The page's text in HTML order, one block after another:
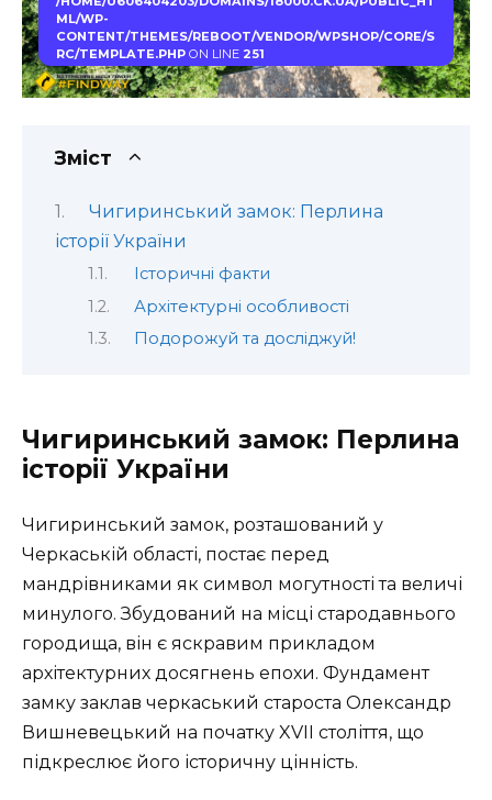
ML/WP-
CONTENT/THEMES/REBOOT/VENDOR/WPSHOP/CORE/S
RC/TEMPLATE.PHPON LINE 251
Зміст
Чигиринський замок: Перлина
історії України
Історичні факти
Архітектурні особливості
Подорожуй та досліджуй!
Чигиринський замок: Перлина
історії України
Чигиринський замок, розташований у
Черкаській області, постає перед
мандрівниками як символ могутності та величі
минулого. Збудований на місці стародавнього
городища, він є яскравим прикладом
архітектурних досягнень епохи. Фундамент
замку заклав черкаський староста Олександр
Вишневецький на початку XVII століття, що
підкреслює його історичну цінність.